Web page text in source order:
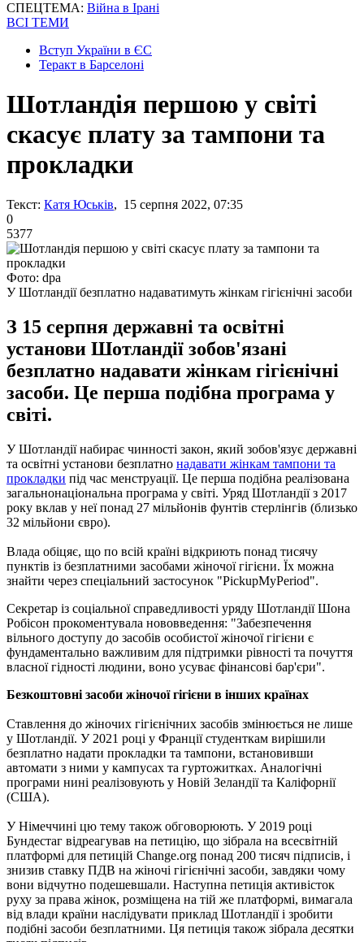
СПЕЦТЕМА: Війна в Ірані
ВСІ ТЕМИ
Вступ України в ЄС
Теракт в Барселоні
Шотландія першою у світі
скасує плату за тампони та
прокладки
Текст: Катя Юськів, 15 серпня 2022, 07:35
0
5377
Фото: dpa
У Шотландії безплатно надаватимуть жінкам гігієнічні засоби
З 15 серпня державні та освітні
установи Шотландії зобов'язані
безплатно надавати жінкам гігієнічні
засоби. Це перша подібна програма у
світі.
У Шотландії набирає чинності закон, який зобов'язує державні
та освітні установи безплатно надавати жінкам тампони та
прокладки під час менструації. Це перша подібна реалізована
загальнонаціональна програма у світі. Уряд Шотландії з 2017
року вклав у неї понад 27 мільйонів фунтів стерлінгів (близько
32 мільйони євро).
Влада обіцяє, що по всій країні відкриють понад тисячу
пунктів із безплатними засобами жіночої гігієни. Їх можна
знайти через спеціальний застосунок "PickupMyPeriod".
Секретар із соціальної справедливості уряду Шотландії Шона
Робісон прокоментувала нововведення: "Забезпечення
вільного доступу до засобів особистої жіночої гігієни є
фундаментально важливим для підтримки рівності та почуття
власної гідності людини, воно усуває фінансові бар'єри".
Безкоштовні засоби жіночої гігієни в інших країнах
Ставлення до жіночих гігієнічних засобів змінюється не лише
у Шотландії. У 2021 році у Франції студенткам вирішили
безплатно надати прокладки та тампони, встановивши
автомати з ними у кампусах та гуртожитках. Аналогічні
програми нині реалізовують у Новій Зеландії та Каліфорнії
(США).
У Німеччині цю тему також обговорюють. У 2019 році
Бундестаг відреагував на петицію, що зібрала на всесвітній
платформі для петицій Change.org понад 200 тисяч підписів, і
знизив ставку ПДВ на жіночі гігієнічні засоби, завдяки чому
вони відчутно подешевшали. Наступна петиція активісток
руху за права жінок, розміщена на тій же платформі, вимагала
від влади країни наслідувати приклад Шотландії і зробити
подібні засоби безплатними. Ця петиція також зібрала десятки